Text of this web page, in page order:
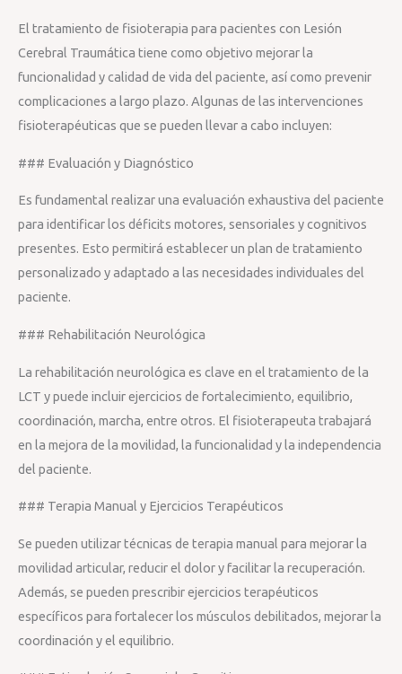
El tratamiento de fisioterapia para pacientes con Lesión
Cerebral Traumática tiene como objetivo mejorar la
funcionalidad y calidad de vida del paciente, así como prevenir
complicaciones a largo plazo. Algunas de las intervenciones
fisioterapéuticas que se pueden llevar a cabo incluyen:
### Evaluación y Diagnóstico
Es fundamental realizar una evaluación exhaustiva del paciente
para identificar los déficits motores, sensoriales y cognitivos
presentes. Esto permitirá establecer un plan de tratamiento
personalizado y adaptado a las necesidades individuales del
paciente.
### Rehabilitación Neurológica
La rehabilitación neurológica es clave en el tratamiento de la
LCT y puede incluir ejercicios de fortalecimiento, equilibrio,
coordinación, marcha, entre otros. El fisioterapeuta trabajará
en la mejora de la movilidad, la funcionalidad y la independencia
del paciente.
### Terapia Manual y Ejercicios Terapéuticos
Se pueden utilizar técnicas de terapia manual para mejorar la
movilidad articular, reducir el dolor y facilitar la recuperación.
Además, se pueden prescribir ejercicios terapéuticos
específicos para fortalecer los músculos debilitados, mejorar la
coordinación y el equilibrio.